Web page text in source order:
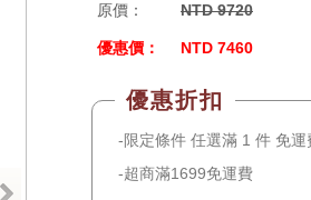
原價： NTD 9720
優惠價： NTD 7460
限定條件 任選滿 1 件 免運
超商滿1699免運費